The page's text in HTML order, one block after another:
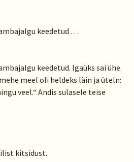
keedetud …
keedetud. Igaüks sai ühe.
meel oli heldeks läin ja üteln:
veel.“ Andis sulasele teise
kitsidust.